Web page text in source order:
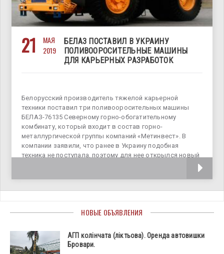
21
МАЯ
2019
БЕЛАЗ ПОСТАВИЛ В УКРАИНУ
ПОЛИВООРОСИТЕЛЬНЫЕ МАШИНЫ
ДЛЯ КАРЬЕРНЫХ РАЗРАБОТОК
Белорусский производитель тяжелой карьерной
техники поставил три поливооросительных машины
БЕЛАЗ-76135 Северному горно-обогатительному
комбинату, который входит в состав горно-
металлургической группы компаний «Метинвест». В
компании заявили, что ранее в Украину подобная
техника не поступала, поэтому для нее открылся новый
НОВЫЕ ОБЪЯВЛЕНИЯ
АГП колінчата (ліктьова). Оренда автовишки
Бровари.